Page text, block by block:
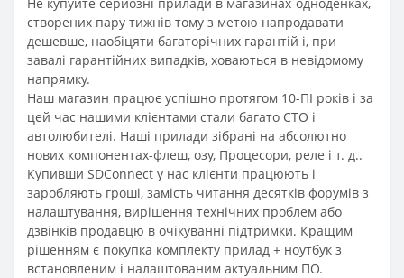
створених пару тижнів тому з метою напродавати
дешевше, наобіцяти багаторічних гарантій і, при
завалі гарантійних випадків, ховаються в невідомому
напрямку.
Наш магазин працює успішно протягом 10-ПІ років і за
цей час нашими клієнтами стали багато СТО і
автолюбителі. Наші прилади зібрані на абсолютно
нових компонентах-флеш, озу, Процесори, реле і т. д..
Купивши SDConnect у нас клієнти працюють і
заробляють гроші, замість читання десятків форумів з
налаштування, вирішення технічних проблем або
дзвінків продавцю в очікуванні підтримки. Кращим
рішенням є покупка комплекту прилад + ноутбук з
встановленим і налаштованим актуальним ПО.